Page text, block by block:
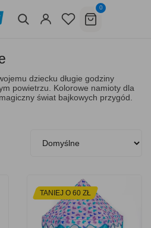
0
dziecku długie godziny
powietrzu. Kolorowe namioty dla
świat bajkowych przygód.
TANIEJ O 60 ZŁ